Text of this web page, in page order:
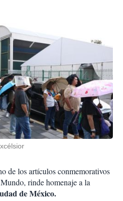
de los artículos conmemorativos
rinde homenaje a la
de México.